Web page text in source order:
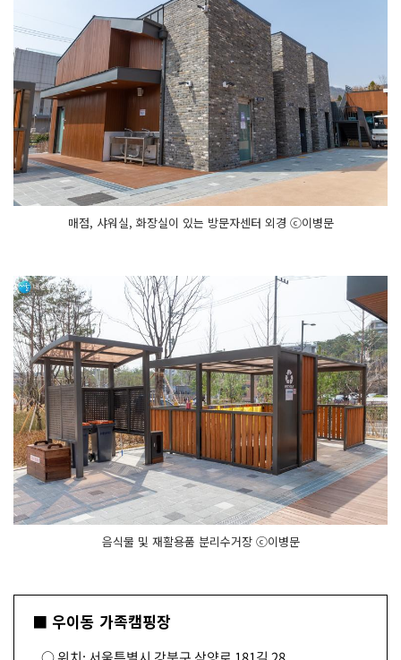
매점, 샤워실, 화장실이 있는 방문자센터 외경 ⓒ이병문
음식물 및 재활용품 분리수거장 ⓒ이병문
■ 우이동 가족캠핑장